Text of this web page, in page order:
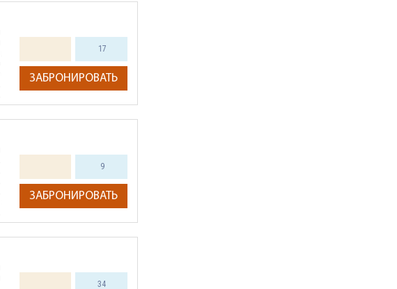
17
ЗАБРОНИРОВАТЬ
9
ЗАБРОНИРОВАТЬ
34